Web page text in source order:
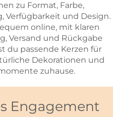
zu Format, Farbe,
Verfügbarkeit und Design.
online, mit klaren
Versand und Rückgabe
du passende Kerzen für
Dekorationen und
zuhause.
Engagement